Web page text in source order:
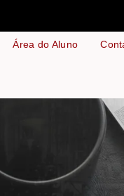
Área do Aluno